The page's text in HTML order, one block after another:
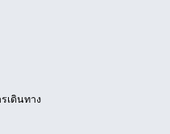
เดินทาง